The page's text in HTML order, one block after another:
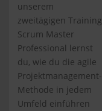
unserem
zweitägigen Training
Scrum Master
Professional lernst
du, wie du die agile
Projektmanagement-
Methode in jedem
Umfeld einführen